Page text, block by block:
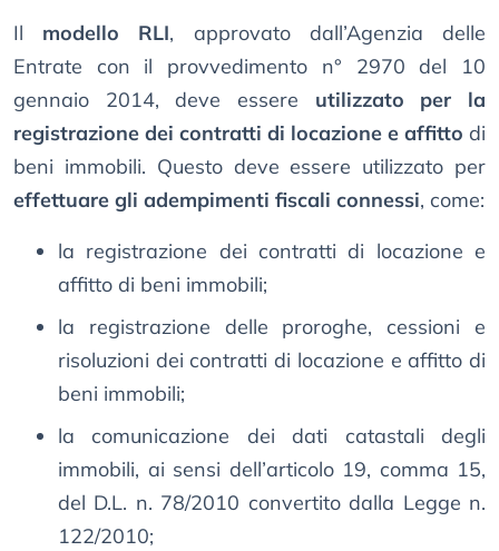
Il modello RLI, approvato dall’Agenzia delle
Entrate con il provvedimento n° 2970 del 10
gennaio 2014, deve essere utilizzato per la
registrazione dei contratti di locazione e affitto di
beni immobili. Questo deve essere utilizzato per
effettuare gli adempimenti fiscali connessi, come:
la registrazione dei contratti di locazione e
affitto di beni immobili;
la registrazione delle proroghe, cessioni e
risoluzioni dei contratti di locazione e affitto di
beni immobili;
la comunicazione dei dati catastali degli
immobili, ai sensi dell’articolo 19, comma 15,
del D.L. n. 78/2010 convertito dalla Legge n.
122/2010;